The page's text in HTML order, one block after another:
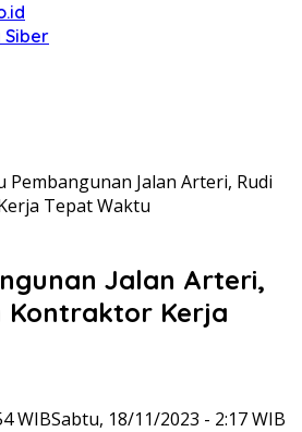
Siber
Pembangunan Jalan Arteri, Rudi
Tepat Waktu
Jalan Arteri,
Kontraktor Kerja
WIBSabtu, 18/11/2023 - 2:17 WIB